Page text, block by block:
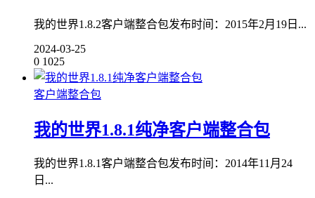
我的世界1.8.2客户端整合包发布时间：2015年2月19日...
2024-03-25
0 1025
客户端整合包
我的世界1.8.1纯净客户端整合包
我的世界1.8.1客户端整合包发布时间：2014年11月24
日...